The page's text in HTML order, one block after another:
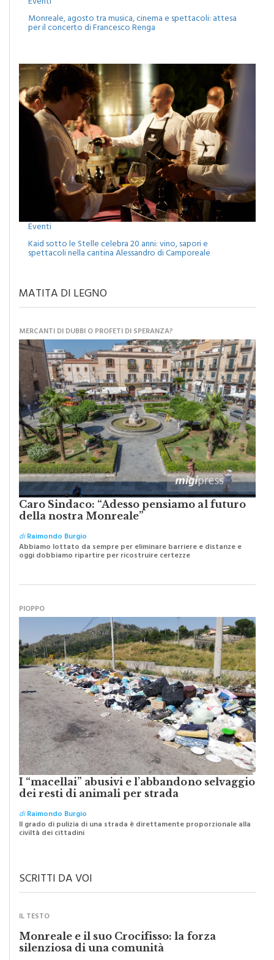
Monreale, agosto tra musica, cinema e spettacoli: attesa
per il concerto di Francesco Renga
Eventi
Kaid sotto le Stelle celebra 20 anni: vino, sapori e
spettacoli nella cantina Alessandro di Camporeale
MATITA DI LEGNO
MERCANTI DI DUBBI O PROFETI DI SPERANZA?
Caro Sindaco: “Adesso pensiamo al futuro
della nostra Monreale”
diRaimondo Burgio
Abbiamo lottato da sempre per eliminare barriere e distanze e
oggi dobbiamo ripartire per ricostruire certezze
PIOPPO
I “macellai” abusivi e l’abbandono selvaggio
dei resti di animali per strada
diRaimondo Burgio
Il grado di pulizia di una strada è direttamente proporzionale alla
civiltà dei cittadini
SCRITTI DA VOI
IL TESTO
Monreale e il suo Crocifisso: la forza
silenziosa di una comunità